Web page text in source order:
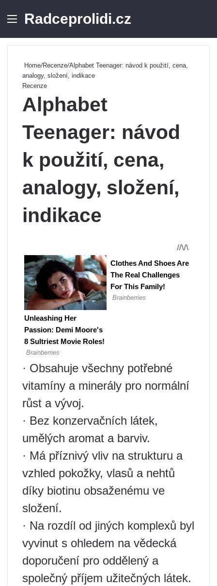
Menu
Radceprolidi.cz
Home/Recenze/Alphabet Teenager: návod k použití, cena,
analogy, složení, indikace
Recenze
Alphabet
Teenager: návod
k použití, cena,
analogy, složení,
indikace
· Obsahuje všechny potřebné
vitamíny a minerály pro normální
růst a vývoj.
· Bez konzervačních látek,
umělých aromat a barviv.
· Má příznivý vliv na strukturu a
vzhled pokožky, vlasů a nehtů
díky biotinu obsaženému ve
složení.
· Na rozdíl od jiných komplexů byl
vyvinut s ohledem na vědecká
doporučení pro oddělený a
společný příjem užitečných látek.